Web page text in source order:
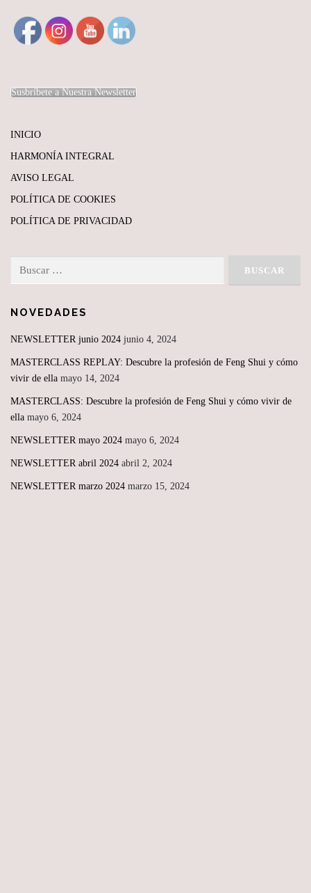
Susbríbete a Nuestra Newsletter
INICIO
HARMONÍA INTEGRAL
AVISO LEGAL
POLÍTICA DE COOKIES
POLÍTICA DE PRIVACIDAD
NOVEDADES
NEWSLETTER junio 2024 junio 4, 2024
MASTERCLASS REPLAY: Descubre la profesión de Feng Shui y cómo
vivir de ella mayo 14, 2024
MASTERCLASS: Descubre la profesión de Feng Shui y cómo vivir de
ella mayo 6, 2024
NEWSLETTER mayo 2024 mayo 6, 2024
NEWSLETTER abril 2024 abril 2, 2024
NEWSLETTER marzo 2024 marzo 15, 2024